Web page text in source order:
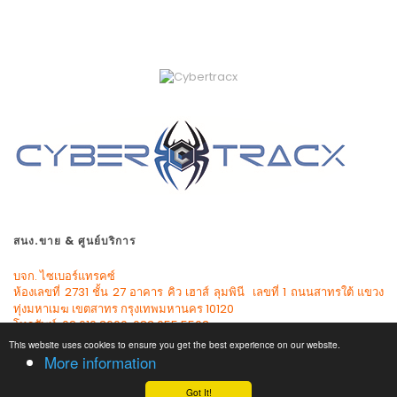
This website uses cookies to ensure you get the best experience on our website.
More information
Got It!
สนง.ขาย & ศูนย์บริการ
บจก. ไซเบอร์แทรคซ์
ห้องเลขที่ 2731 ชั้น 27 อาคาร คิว เฮาส์ ลุมพินี เลขที่ 1 ถนนสาทรใต้ แขวง
ทุ่งมหาเมฆ เขตสาทร กรุงเทพมหานคร 10120
โทรศัพท์: 02.610.3600, 083.055.5503